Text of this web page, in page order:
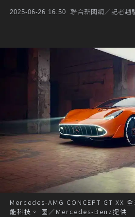
2025-06-26 16:50 聯合新聞網／記者趙
Mercedes-AMG CONCEPT GT XX
能科技。 圖／Mercedes-Benz提供